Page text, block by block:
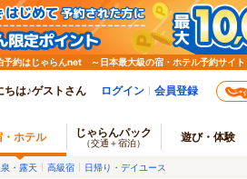
予約はじゃらんnet ～日本最大級の宿・ホテル予約サイト
ちは♪ゲストさん ログイン 会員登録
・ホテル じゃらんパック
（交通＋宿泊） 遊び・体験
・露天 高級宿 日帰り・デイユース